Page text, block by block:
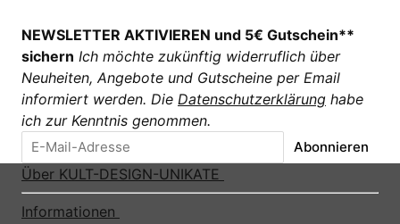
NEWSLETTER AKTIVIEREN und 5€ Gutschein**
sichern Ich möchte zukünftig widerruflich über
Neuheiten, Angebote und Gutscheine per Email
informiert werden. Die Datenschutzerklärung habe
ich zur Kenntnis genommen.
Abonnieren
Über KULT-DESIGN-UNIKATE
Informationen